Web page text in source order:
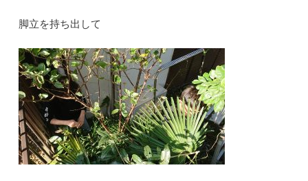
脚立を持ち出して